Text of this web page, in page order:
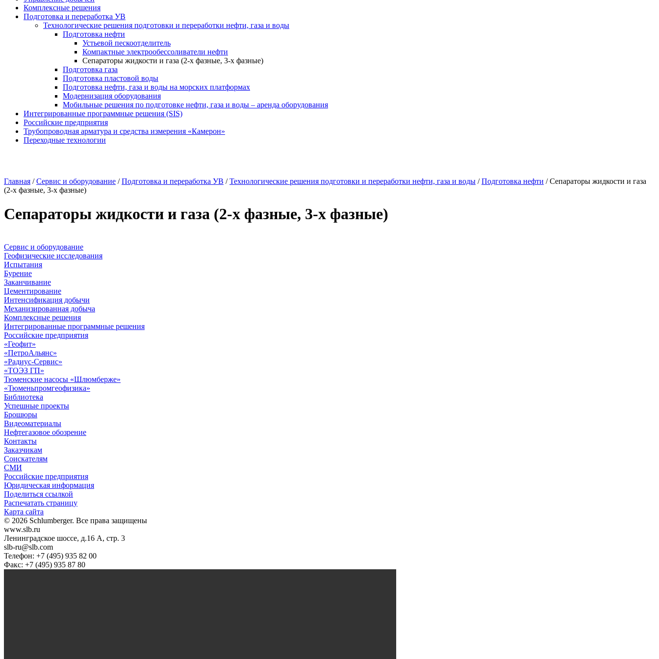
Комплексные решения
Подготовка и переработка УВ
Технологические решения подготовки и переработки нефти, газа и воды
Подготовка нефти
Устьевой пескоотделитель
Компактные электрообессоливатели нефти
Сепараторы жидкости и газа (2-х фазные, 3-х фазные)
Подготовка газа
Подготовка пластовой воды
Подготовка нефти, газа и воды на морских платформах
Модернизация оборудования
Мобильные решения по подготовке нефти, газа и воды – аренда оборудования
Интегрированные программные решения (SIS)
Российские предприятия
Трубопроводная арматура и средства измерения «Камерон»
Переходные технологии
Главная /Сервис и оборудование /Подготовка и переработка УВ /Технологические решения подготовки и переработки нефти, газа и воды /Подготовка нефти /Сепараторы жидкости и газа
(2-х фазные, 3-х фазные)
Сепараторы жидкости и газа (2-х фазные, 3-х фазные)
Сервис и оборудование
Геофизические исследования
Испытания
Бурение
Заканчивание
Цементирование
Интенсификация добычи
Механизированная добыча
Комплексные решения
Интегрированные программные решения
Российские предприятия
«Геофит»
«ПетроАльянс»
«Радиус-Сервис»
«ТОЭЗ ГП»
Тюменские насосы «Шлюмберже»
«Тюменьпромгеофизика»
Библиотека
Успешные проекты
Брошюры
Видеоматериалы
Нефтегазовое обозрение
Контакты
Заказчикам
Соискателям
СМИ
Российские предприятия
Юридическая информация
Поделиться ссылкой
Распечатать страницу
Карта сайта
© 2026 Schlumberger. Все права защищены
www.slb.ru
Ленинградское шоссе, д.16 А, стр. 3
slb-ru@slb.com
Телефон: +7 (495) 935 82 00
Факс: +7 (495) 935 87 80